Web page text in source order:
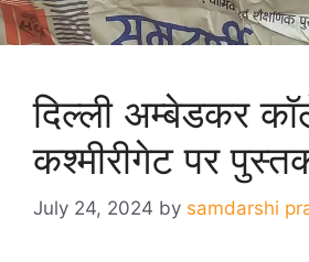
दिल्ली अम्बेडकर
कश्मीरीगेट पर
July 24, 2024 by samdarshi